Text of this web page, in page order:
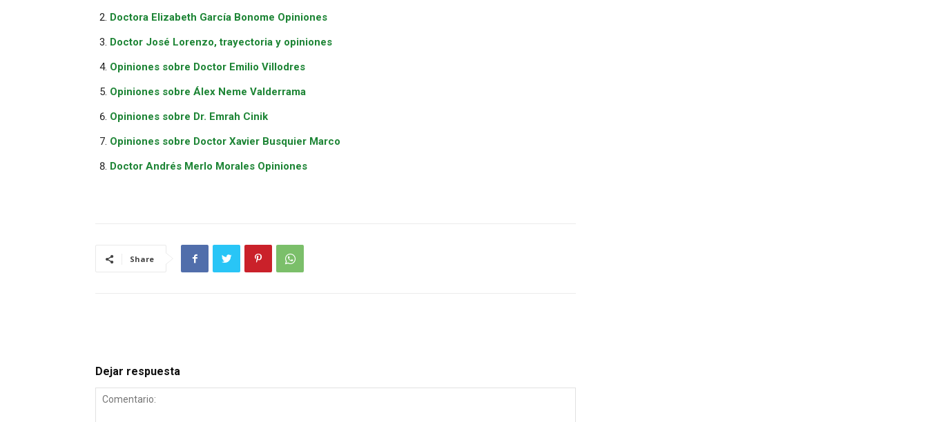
Doctora Elizabeth García Bonome Opiniones
Doctor José Lorenzo, trayectoria y opiniones
Opiniones sobre Doctor Emilio Villodres
Opiniones sobre Álex Neme Valderrama
Opiniones sobre Dr. Emrah Cinik
Opiniones sobre Doctor Xavier Busquier Marco
Doctor Andrés Merlo Morales Opiniones
Share
Dejar respuesta